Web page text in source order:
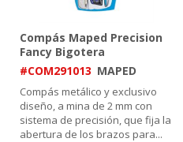
Compás Maped Precision
Fancy Bigotera
#COM291013 MAPED
Compás metálico y exclusivo
diseño, a mina de 2 mm con
sistema de precisión, que fija la
abertura de los brazos para...